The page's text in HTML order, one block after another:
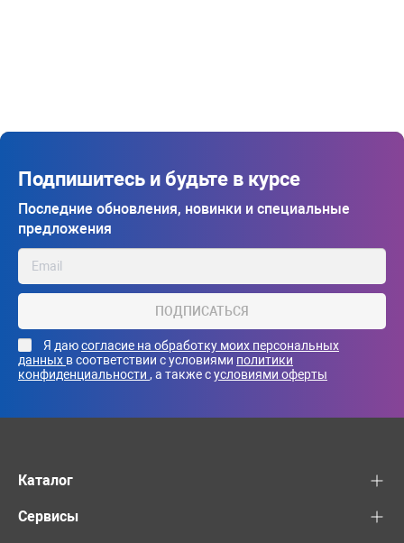
Подпишитесь и будьте в курсе
Последние обновления, новинки и специальные
предложения
ПОДПИСАТЬСЯ
Я даюсогласие на обработку моих персональных
данных в соответствии с условиями политики
конфиденциальности , а также сусловиями оферты
Каталог
Сервисы